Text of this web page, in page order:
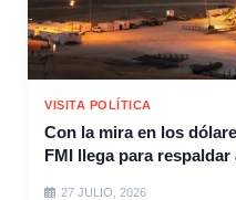
VISITA POLÍTICA
Con la mira en los
FMI llega para respaldar
27 JULIO, 2026